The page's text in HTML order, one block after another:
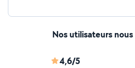
Nos utilisateurs
4,6/5